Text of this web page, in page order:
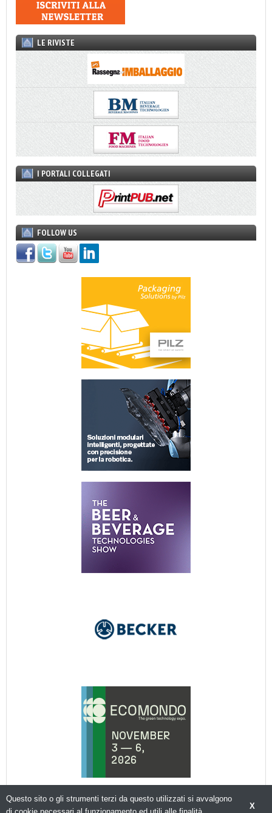
LE RIVISTE
I PORTALI COLLEGATI
FOLLOW US
X
Questo sito o gli strumenti terzi da questo utilizzati si avvalgono